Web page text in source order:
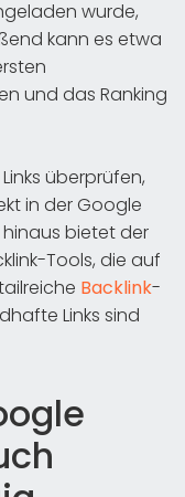
wurde,
kann es etwa
und das Ranking
überprüfen,
in der Google
bietet der
Tools, die auf
Backlink-
Links sind